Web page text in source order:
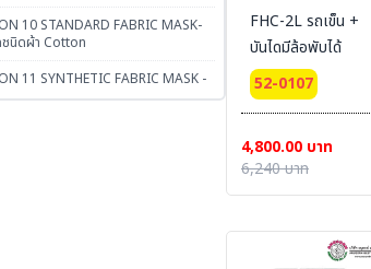
10 STANDARD FABRIC MASK-
นิดผ้า Cotton
11 SYNTHETIC FABRIC MASK -
ริมใยสังเคราะห์ UN95 SERIES
FHC-2L รถเข็น +
บันไดมีล้อพับได้
52-0107
4,800.00 บาท
6,240 บาท